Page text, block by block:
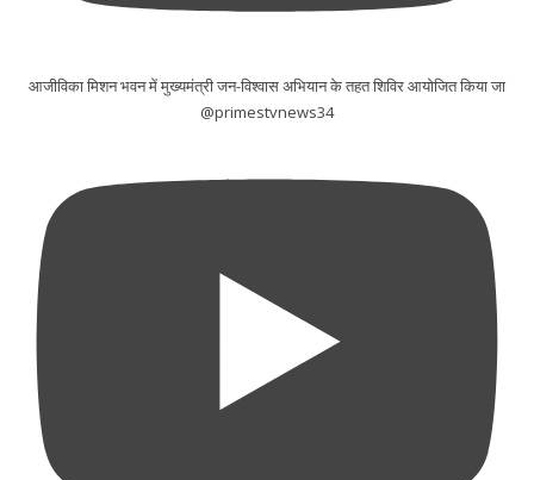
आजीविका मिशन भवन में मुख्यमंत्री जन-विश्वास अभियान के तहत शिविर आयोजित किया जा
@primestvnews34